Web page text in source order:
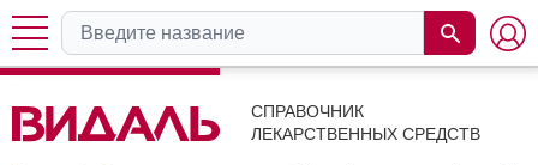
СПРАВОЧНИК
ЛЕКАРСТВЕННЫХ СРЕДСТВ